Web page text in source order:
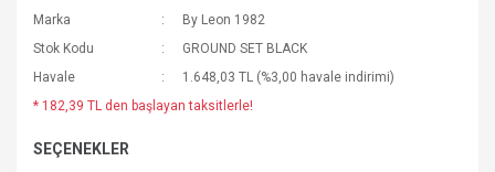
Marka
By Leon 1982
Stok Kodu
GROUND SET BLACK
Havale
1.648,03 TL (%3,00 havale indirimi)
* 182,39 TL den başlayan taksitlerle!
SEÇENEKLER